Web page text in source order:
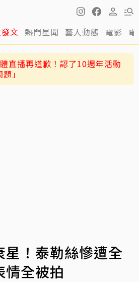
文 熱門星聞 藝人動態 電影
直播再道歉！認了10週年活動
」
星！泰勒絲慘遭全
全被拍